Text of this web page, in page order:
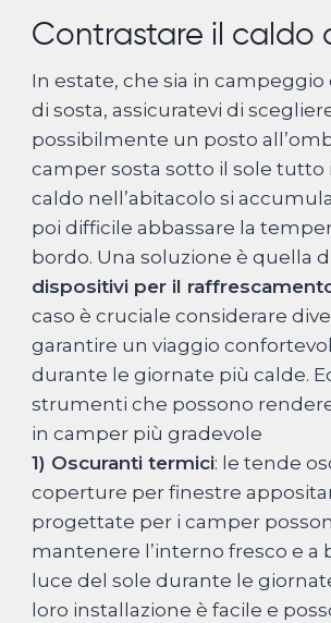
Contrastare il caldo
In estate, che sia in campeggio
di sosta, assicuratevi di
possibilmente un posto
camper sosta sotto il sole tutto
caldo nell’abitacolo si
poi difficile abbassare la
bordo. Una soluzione è quella
dispositivi per il
caso è cruciale considerare
garantire un viaggio
durante le giornate più calde.
strumenti che possono
in camper più gradevole
1) Oscuranti termici: le tende
coperture per finestre
progettate per i camper
mantenere l’interno fresco e a
luce del sole durante le
loro installazione è facile e